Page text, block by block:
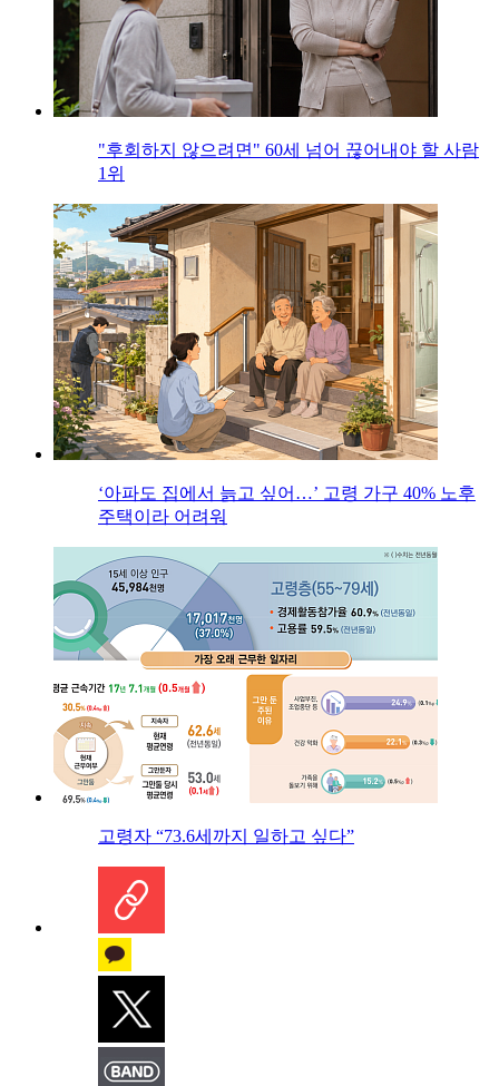
"후회하지 않으려면" 60세 넘어 끊어내야 할 사람
1위
‘아파도 집에서 늙고 싶어…’ 고령 가구 40% 노후
주택이라 어려워
고령자 “73.6세까지 일하고 싶다”